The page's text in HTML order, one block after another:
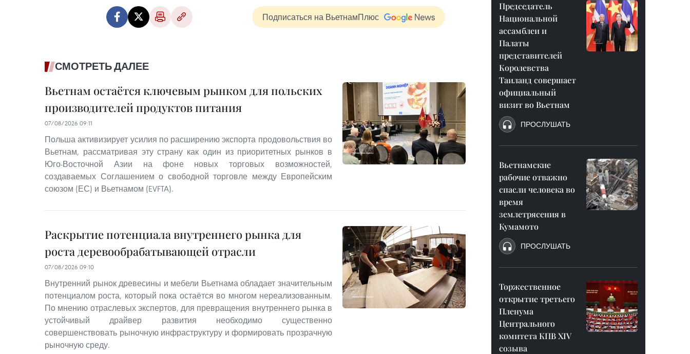
Подписаться на ВьетнамПлюс
СМОТРЕТЬ ДАЛЕЕ
Вьетнам остаётся ключевым рынком для польских
производителей продуктов питания
07/08/2026 09:11
Польша активизирует усилия по расширению экспорта продовольствия во
Вьетнам, рассматривая эту страну как один из приоритетных рынков в
Юго-Восточной Азии на фоне новых торговых возможностей,
создаваемых Соглашением о свободной торговле между Европейским
союзом (ЕС) и Вьетнамом (EVFTA).
Раскрытие потенциала внутреннего рынка для
роста деревообрабатывающей отрасли
07/08/2026 09:10
Внутренний рынок древесины и мебели Вьетнама обладает значительным
потенциалом роста, который пока остаётся во многом нереализованным.
По мнению отраслевых экспертов, для превращения внутреннего рынка в
устойчивый драйвер развития необходимо существенно
совершенствовать рыночную инфраструктуру и формировать прозрачную
рыночную среду.
Председатель
Национальной
ассамблеи и
Палаты
представителей
Королевства
Таиланд совершает
официальный
визит во Вьетнам
ПРОСЛУШАТЬ
Вьетнамские
рабочие отважно
спасли человека во
время
землетрясения в
Кумамото
ПРОСЛУШАТЬ
Торжественное
открытие третьего
Пленума
Центрального
комитета КПВ XIV
созыва